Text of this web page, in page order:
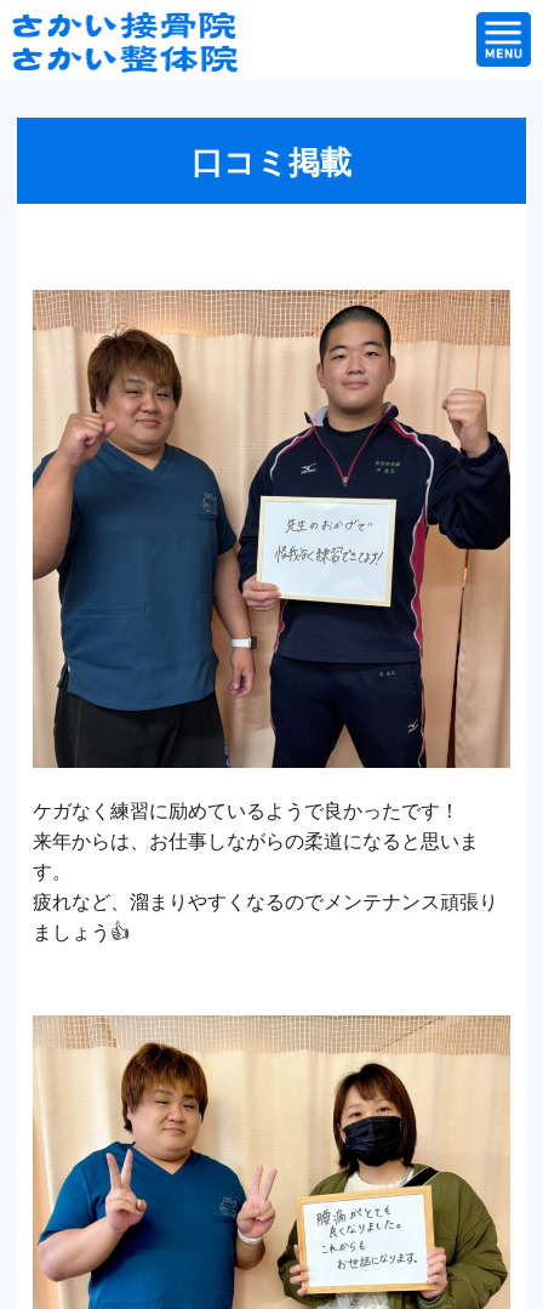
口コミ掲載
ケガなく練習に励めているようで良かったです！
来年からは、お仕事しながらの柔道になると思いま
す。
疲れなど、溜まりやすくなるのでメンテナンス頑張り
ましょう👍